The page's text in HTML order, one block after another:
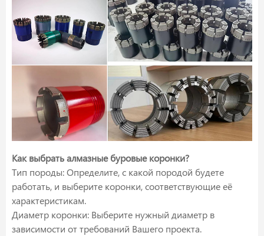
Как выбрать алмазные буровые коронки?
Тип породы: Определите, с какой породой будете
работать, и выберите коронки, соответствующие её
характеристикам.
Диаметр коронки: Выберите нужный диаметр в
зависимости от требований Вашего проекта.